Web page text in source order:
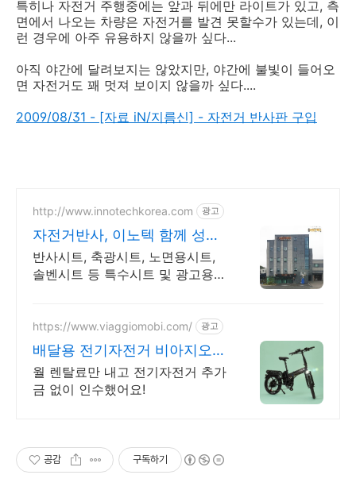
특히나 자전거 주행중에는 앞과 뒤에만 라이트가 있고, 측
면에서 나오는 차량은 자전거를 발견 못할수가 있는데, 이
런 경우에 아주 유용하지 않을까 싶다...
아직 야간에 달려보지는 않았지만, 야간에 불빛이 들어오
면 자전거도 꽤 멋져 보이지 않을까 싶다....
2009/08/31 - [자료 iN/지름신] - 자전거 반사판 구입
http://www.innotechkorea.com 광고
자전거반사, 이노텍 함께 성장
하는 기업!
반사시트, 축광시트, 노면용시트,
솔벤시트 등 특수시트 및 광고용소
https://www.viaggiomobi.com/ 광고
배달용 전기자전거 비아지오
추가금0원, 출퇴근자전거마련
월 렌탈료만 내고 전기자전거 추가
금 없이 인수했어요!
공감 구독하기